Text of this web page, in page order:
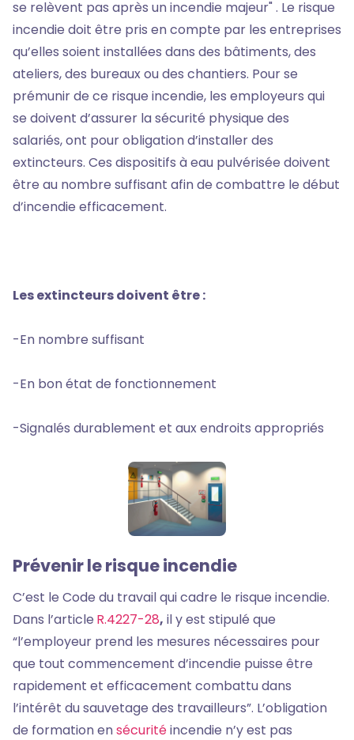
se relèvent pas après un incendie majeur" . Le risque
incendie doit être pris en compte par les entreprises
qu’elles soient installées dans des bâtiments, des
ateliers, des bureaux ou des chantiers. Pour se
prémunir de ce risque incendie, les employeurs qui
se doivent d’assurer la sécurité physique des
salariés, ont pour obligation d’installer des
extincteurs. Ces dispositifs à eau pulvérisée doivent
être au nombre suffisant afin de combattre le début
d’incendie efficacement.
Les extincteurs doivent être :
-En nombre suffisant
-En bon état de fonctionnement
-Signalés durablement et aux endroits appropriés
Prévenir le risque incendie
C’est le Code du travail qui cadre le risque incendie.
Dans l’article R.4227-28, il y est stipulé que
“l’employeur prend les mesures nécessaires pour
que tout commencement d’incendie puisse être
rapidement et efficacement combattu dans
l’intérêt du sauvetage des travailleurs”. L’obligation
de formation ensécuritéincendie n’y est pas